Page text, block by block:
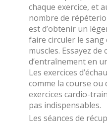
chaque exercice, et
nombre de
est d’obtenir un
faire circuler le sang
muscles. Essayez de
d’entraînement en
Les exercices
comme la course ou
exercices cardio-
pas indispensables.
Les séances de